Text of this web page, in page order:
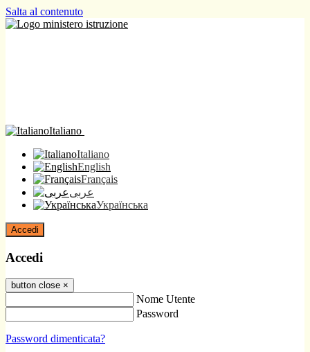
Salta al contenuto
Italiano
Italiano
English
Français
عربى
Українська
Accedi
Accedi
button close ×
Nome Utente
Password
Password dimenticata?